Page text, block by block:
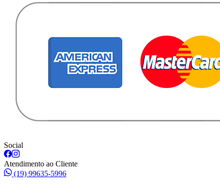
Social
Atendimento ao Cliente
(19) 99635-5996